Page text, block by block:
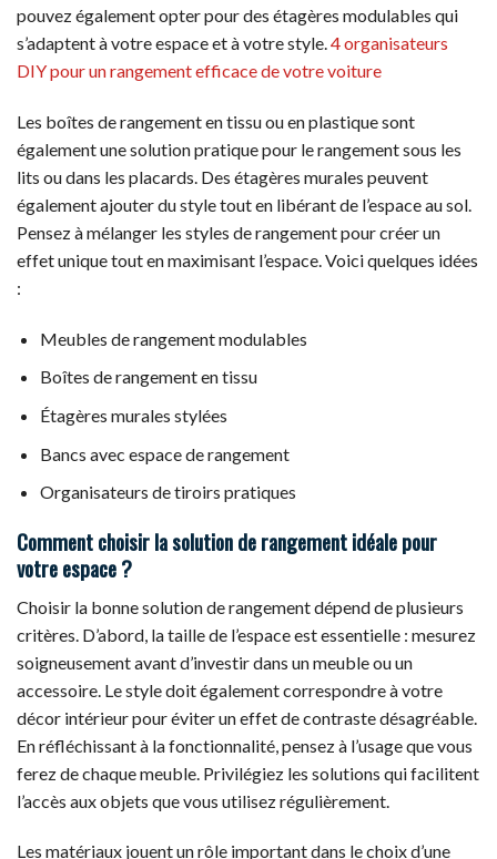
pouvez également opter pour des étagères modulables qui
s’adaptent à votre espace et à votre style.4 organisateurs
DIY pour un rangement efficace de votre voiture
Les boîtes de rangement en tissu ou en plastique sont
également une solution pratique pour le rangement sous les
lits ou dans les placards. Des étagères murales peuvent
également ajouter du style tout en libérant de l’espace au sol.
Pensez à mélanger les styles de rangement pour créer un
effet unique tout en maximisant l’espace. Voici quelques idées
:
Meubles de rangement modulables
Boîtes de rangement en tissu
Étagères murales stylées
Bancs avec espace de rangement
Organisateurs de tiroirs pratiques
Comment choisir la solution de rangement idéale pour
votre espace ?
Choisir la bonne solution de rangement dépend de plusieurs
critères. D’abord, la taille de l’espace est essentielle : mesurez
soigneusement avant d’investir dans un meuble ou un
accessoire. Le style doit également correspondre à votre
décor intérieur pour éviter un effet de contraste désagréable.
En réfléchissant à la fonctionnalité, pensez à l’usage que vous
ferez de chaque meuble. Privilégiez les solutions qui facilitent
l’accès aux objets que vous utilisez régulièrement.
Les matériaux jouent un rôle important dans le choix d’une